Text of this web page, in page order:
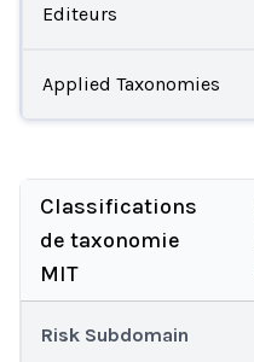
Editeurs
Applied Taxonomies
Classifications
de taxonomie
MIT
Risk Subdomain